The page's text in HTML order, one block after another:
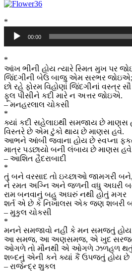
*
Audio
Player
00:00
*
આંખ ભીની હોય ત્યારે સ્મિત મુખ પર
જિંદગીની બેઉ બાજુ એમ સરભર જોઇએ;
છો રહે ફોરમ વિહોણાં જિંદગીનાં વસ્ત્ર સૌ
ફૂલ પીસીને કદી મારે ન અત્તર જોઇએ.
– મનહરલાલ ચોકસી
*
ક્યાં કદી સહેલાઇથી સમજાય છે માણસ
વિસ્તરે છે એમ ટુંકો થાય છે માણસ હવે.
આભને આંબી જવાના હોય છે સ્વપ્ના
માત્ર પડછાયો બની લંબાય છે માણસ
– આશિત હૈદરાબાદી
*
તું બને વરસાદ તો ઇચ્છાઓ જામગરી બને,
ને રમત અગ્નિ અને જળની વધુ અઘરી
રામ બનવાનું બહુ અઘરું નથી હોતું મગર
શર્ત એ છે કે નિખાલસ એક જણ શબરી
– મુકુલ ચોકસી
*
મનને સમજાવો નહીં કે મન સમજતું
આ સમજ, આ અણસમજ, એ ખુદ સરજતું
ઓગળે તો મૌનથી એ ઓગળે ઝળહળ
શબ્દનું એની કને ક્યાં કૈં ઉપજતું હોય છે
– રાજેન્દ્ર શુકલ